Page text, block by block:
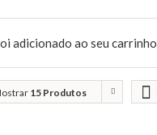
adicionado ao seu carrinho.
15 Produtos